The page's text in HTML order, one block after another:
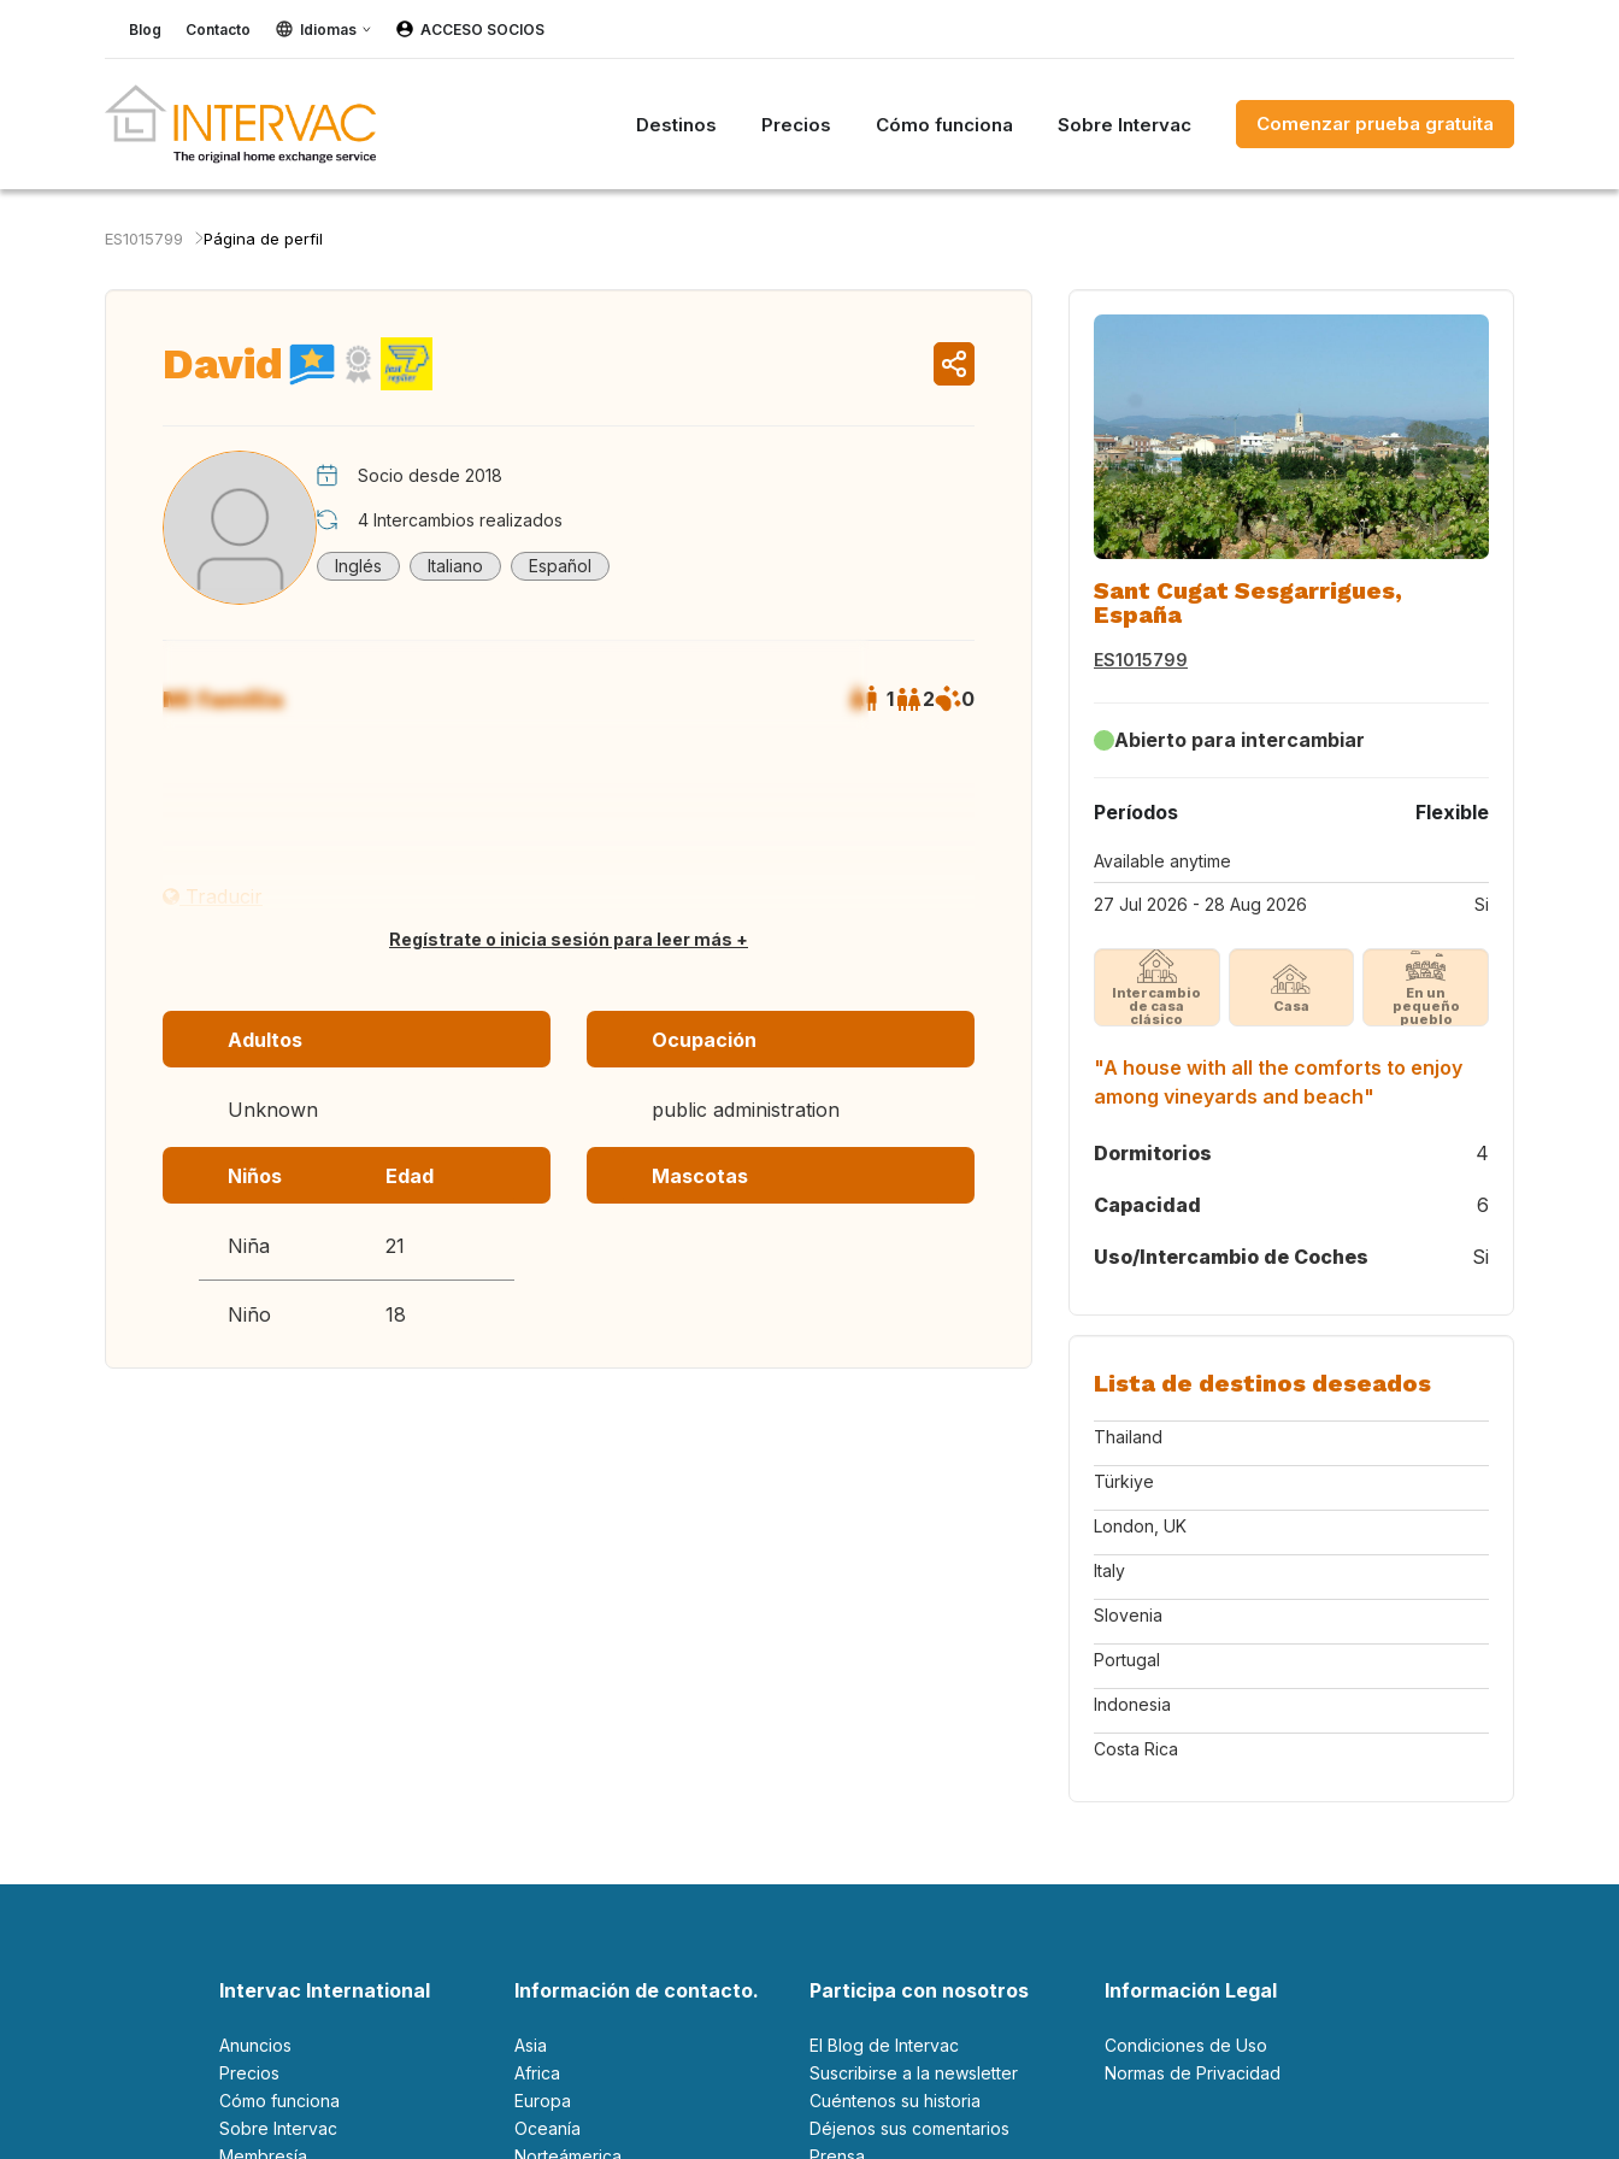
Blog Contacto Idiomas ACCESO SOCIOS
Destinos Precios Cómo funciona Sobre Intervac Comenzar prueba gratuita
ES1015799 Página de perfil
David
Socio desde 2018
4 Intercambios realizados
Inglés Italiano Español
Mi familia 1 2
0
Traducir
Regístrate o inicia sesión para leer más
Adultos
Unknown
Ocupación
public administration
Niños Edad
Niña 21
Niño 18
Mascotas
Sant Cugat Sesgarrigues,
España
ES1015799
Abierto para intercambiar
Períodos Flexible
Available anytime
27 Jul 2026 - 28 Aug 2026 Si
Intercambio
de casa
clásico
Casa
En un
pequeño
pueblo
"A house with all the comforts to enjoy
among vineyards and beach"
Dormitorios 4
Capacidad 6
Uso/Intercambio de Coches Si
Lista de destinos deseados
Thailand
Türkiye
London, UK
Italy
Slovenia
Portugal
Indonesia
Costa Rica
Intervac International
Anuncios
Precios
Cómo funciona
Sobre Intervac
Información de contacto.
Asia
Africa
Europa
Oceanía
Participa con nosotros
El Blog de Intervac
Suscribirse a la newsletter
Cuéntenos su historia
Déjenos sus comentarios
Información Legal
Condiciones de Uso
Normas de Privacidad